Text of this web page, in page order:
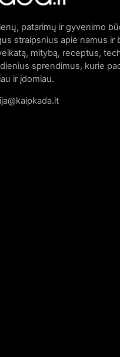
patarimų ir gyvenimo
straipsnius apie namus ir
mitybą, receptus,
sprendimus, kurie
ir įdomiau.